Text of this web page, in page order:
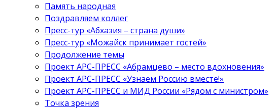
Память народная
Поздравляем коллег
Пресс-тур «Абхазия – страна души»
Пресс-тур «Можайск принимает гостей»
Продолжение темы
Проект АРС-ПРЕСС «Абрамцево – место вдохновения»
Проект АРС-ПРЕСС «Узнаем Россию вместе!»
Проект АРС-ПРЕСС и МИД России «Рядом с министром»
Точка зрения